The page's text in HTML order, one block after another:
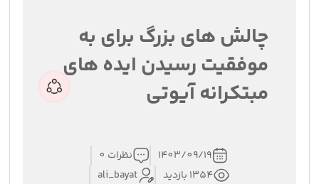
چالش های بزرگ برای به
موفقیت رسیدن ایده های
مبتکرانه آیوتی
1403/09/19
نظرات 0
1354 بازدید
ali_bayat